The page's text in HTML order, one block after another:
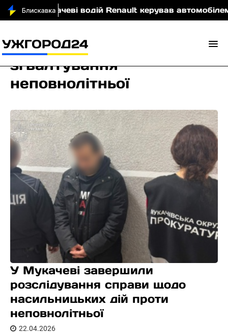
У Мукачеві водій Renault керував автомобілем у
згвалтування
неповнолітньої
У Мукачеві завершили
розслідування справи щодо
насильницьких дій проти
неповнолітньої
22.04.2026